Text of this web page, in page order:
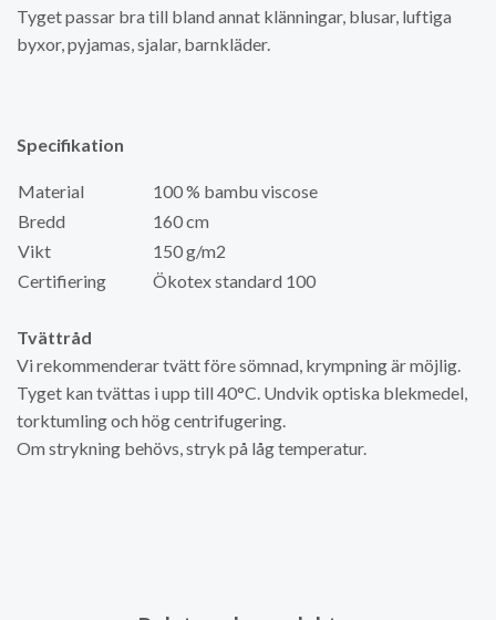
Tyget passar bra till bland annat klänningar, blusar, luftiga
byxor, pyjamas, sjalar, barnkläder.
Specifikation
Material
100 % bambu viscose
Bredd
160 cm
Vikt
150 g/m2
Certifiering
Ökotex standard 100
Tvättråd
Vi rekommenderar tvätt före sömnad, krympning är möjlig.
Tyget kan tvättas i upp till 40°C. Undvik optiska blekmedel,
torktumling och hög centrifugering.
Om strykning behövs, stryk på låg temperatur.